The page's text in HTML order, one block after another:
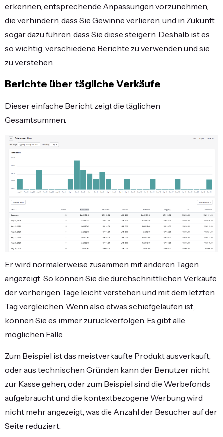
erkennen, entsprechende Anpassungen vorzunehmen,
die verhindern, dass Sie Gewinne verlieren, und in Zukunft
sogar dazu führen, dass Sie diese steigern. Deshalb ist es
so wichtig, verschiedene Berichte zu verwenden und sie
zu verstehen.
Berichte über tägliche Verkäufe
Dieser einfache Bericht zeigt die täglichen
Gesamtsummen.
Er wird normalerweise zusammen mit anderen Tagen
angezeigt. So können Sie die durchschnittlichen Verkäufe
der vorherigen Tage leicht verstehen und mit dem letzten
Tag vergleichen. Wenn also etwas schiefgelaufen ist,
können Sie es immer zurückverfolgen. Es gibt alle
möglichen Fälle.
Zum Beispiel ist das meistverkaufte Produkt ausverkauft,
oder aus technischen Gründen kann der Benutzer nicht
zur Kasse gehen, oder zum Beispiel sind die Werbefonds
aufgebraucht und die kontextbezogene Werbung wird
nicht mehr angezeigt, was die Anzahl der Besucher auf der
Seite reduziert.